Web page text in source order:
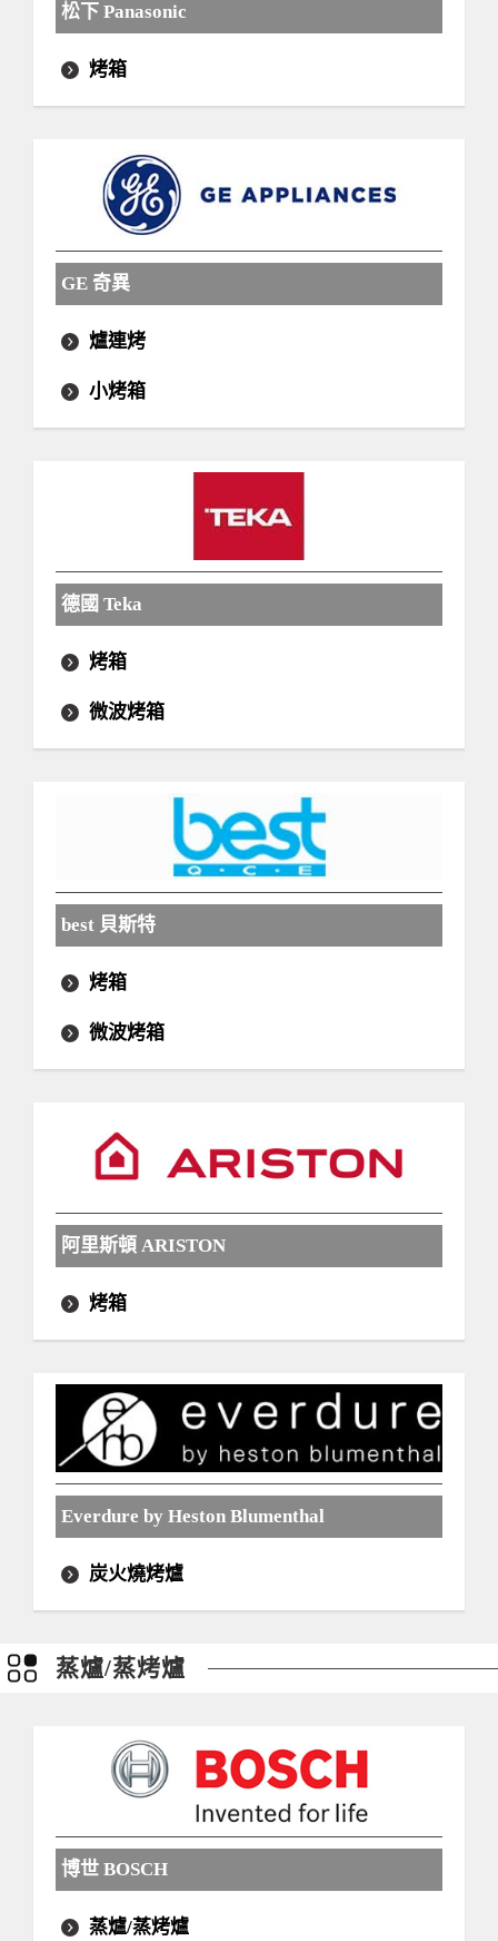
松下 Panasonic
烤箱
GE 奇異
爐連烤
小烤箱
德國 Teka
烤箱
微波烤箱
best 貝斯特
烤箱
微波烤箱
阿里斯頓 ARISTON
烤箱
Everdure by Heston Blumenthal
炭火燒烤爐
蒸爐/蒸烤爐
博世 BOSCH
蒸爐/蒸烤爐